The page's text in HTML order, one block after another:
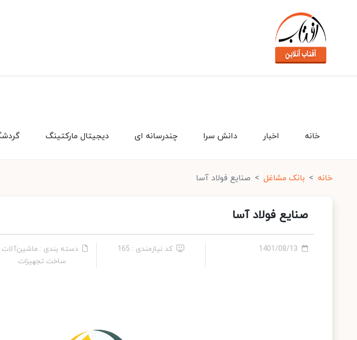
دیجیتال مارکتینگ چندرسانه ای دانش سرا اخبار خانه
خانه بانک مشاغل صنایع فولاد آسا
صنایع فولاد آسا
1401/08/13 کد نیازمندی : 165
دسته بندی : ماشین‌آلات
ساخت تجهیزات